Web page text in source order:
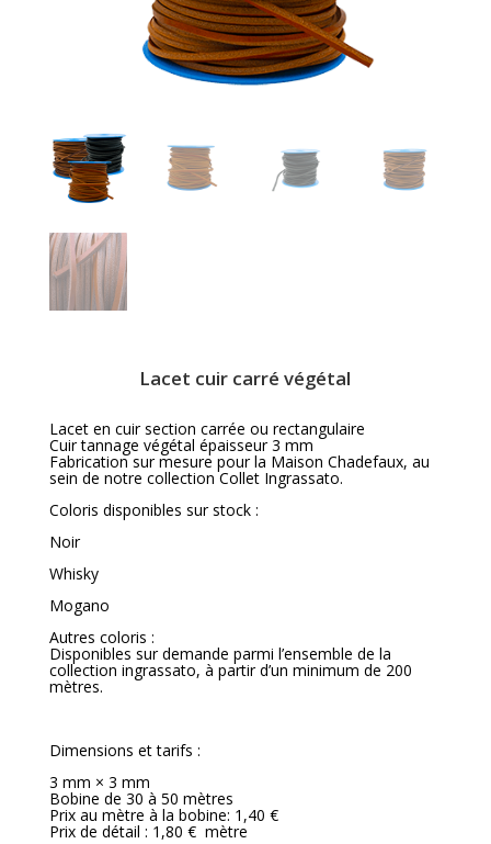
Lacet cuir carré végétal
Lacet en cuir section carrée ou rectangulaire
Cuir tannage végétal épaisseur 3 mm
Fabrication sur mesure pour la Maison Chadefaux, au
sein de notre collection Collet Ingrassato.
Coloris disponibles sur stock :
Noir
Whisky
Mogano
Autres coloris :
Disponibles sur demande parmi l’ensemble de la
collection ingrassato, à partir d’un minimum de 200
mètres.
Dimensions et tarifs :
3 mm × 3 mm
Bobine de 30 à 50 mètres
Prix au mètre à la bobine: 1,40 €
Prix de détail : 1,80 € mètre